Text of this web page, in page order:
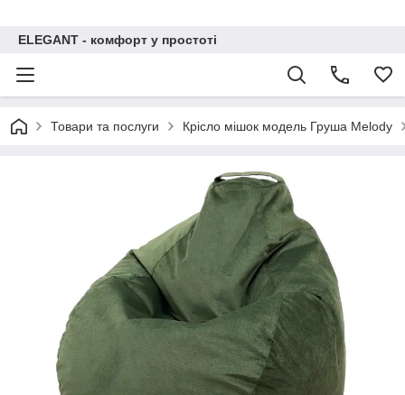
ELEGANT - комфорт у простоті
Товари та послуги Крісло мішок модель Груша Melody